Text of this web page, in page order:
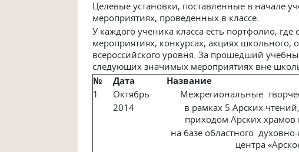
Целевые установки, поставленные в начале
мероприятиях, проведенных в классе.
У каждого ученика класса есть портфолио,
мероприятиях, конкурсах, акциях школьного,
всероссийского уровня. За прошедший
следующих значимых мероприятиях вне
№
Дата Название
1
Октябрь
2014
Межрегиональные
в рамках 5 Арских
приходом Арских храмов
на базе областного
центра